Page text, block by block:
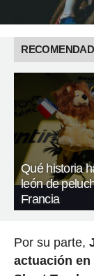
Qué historia
león de
Francia
Por su parte,
actuación en